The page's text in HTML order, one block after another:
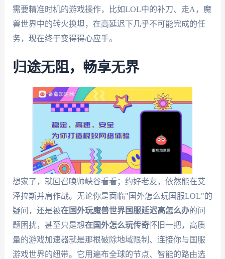
需要精准时机的游戏操作，比如LOL中的补刀、走A，魔
兽世界中的转火换坦，在高延迟下几乎不可能完成的任
务，现在终于变得得心应手。
归途无阻，畅享无界
想家了，就回召唤师峡谷看看；约好老友，依然能在艾
泽拉斯并肩作战。无论你是面临"国外怎么玩国服LOL"的
疑问，还是被在国外玩魔兽世界国服延迟高怎么办的问
题困扰，甚至只是想在国外怎么玩传奇怀旧一把，高质
量的游戏加速器就是那根破除地域限制、连接你与国服
游戏世界的纽带。它用遍布全球的节点、智能的路由选